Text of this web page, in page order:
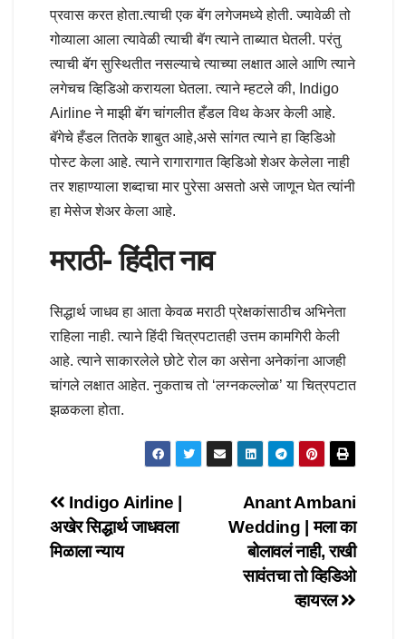
प्रवास करत होता.त्याची एक बॅग लगेजमध्ये होती. ज्यावेळी तो
गोव्याला आला त्यावेळी त्याची बॅग त्याने ताब्यात घेतली. परंतु
त्याची बॅग सुस्थितीत नसल्याचे त्याच्या लक्षात आले आणि त्याने
लगेचच व्हिडिओ करायला घेतला. त्याने म्हटले की, Indigo
Airline ने माझी बॅग चांगलीत हँडल विथ केअर केली आहे.
बॅगेचे हँडल तितके शाबुत आहे,असे सांगत त्याने हा व्हिडिओ
पोस्ट केला आहे. त्याने रागारागात व्हिडिओ शेअर केलेला नाही
तर शहाण्याला शब्दाचा मार पुरेसा असतो असे जाणून घेत त्यांनी
हा मेसेज शेअर केला आहे.
मराठी- हिंदीत नाव
सिद्धार्थ जाधव हा आता केवळ मराठी प्रेक्षकांसाठीच अभिनेता
राहिला नाही. त्याने हिंदी चित्रपटातही उत्तम कामगिरी केली
आहे. त्याने साकारलेले छोटे रोल का असेना अनेकांना आजही
चांगले लक्षात आहेत. नुकताच तो ‘लग्नकल्लोळ’ या चित्रपटात
झळकला होता.
Post
navigation
Anant Ambani
Wedding | मला का
बोलावलं नाही, राखी
सावंतचा तो व्हिडिओ
व्हायरल
Indigo Airline |
अखेर सिद्धार्थ जाधवला
मिळाला न्याय